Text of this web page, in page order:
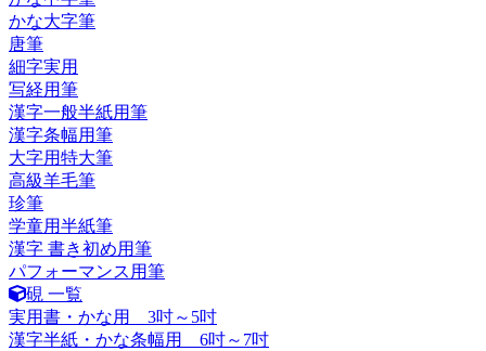
かな大字筆
唐筆
細字実用
写経用筆
漢字一般半紙用筆
漢字条幅用筆
大字用特大筆
高級羊毛筆
珍筆
学童用半紙筆
漢字 書き初め用筆
パフォーマンス用筆
硯 一覧
実用書・かな用 3吋～5吋
漢字半紙・かな条幅用 6吋～7吋